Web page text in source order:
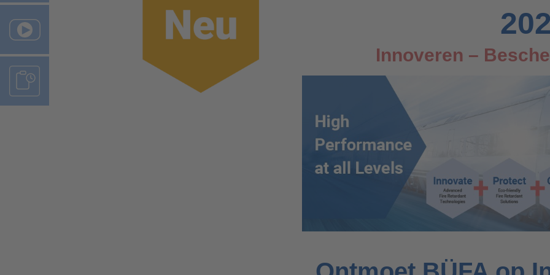
Innoveren –